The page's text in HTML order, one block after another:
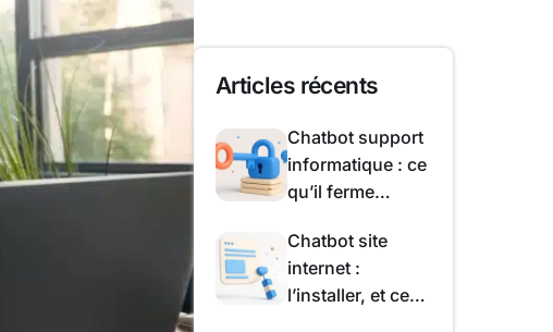
Articles récents
Chatbot support
informatique : ce
qu’il ferme
quel prix
Chatbot site
internet :
l’installer, et ce